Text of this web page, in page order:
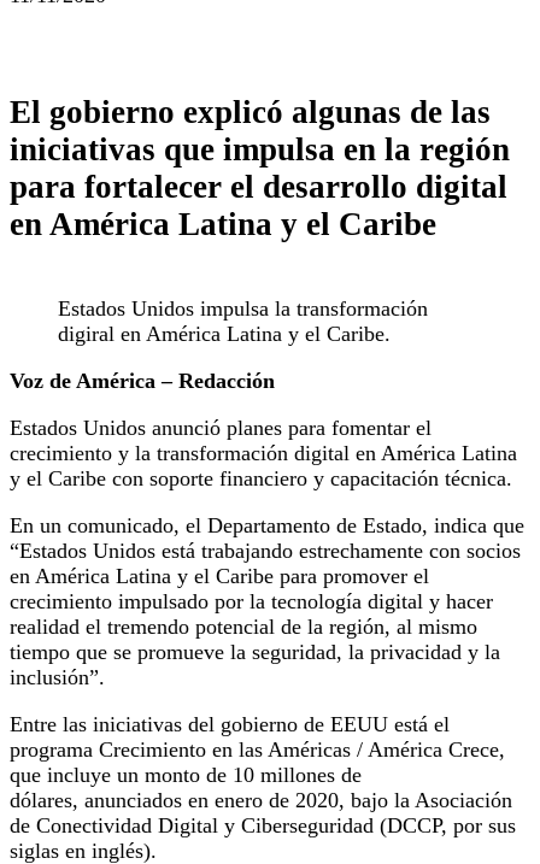
El gobierno explicó algunas de las
iniciativas que impulsa en la región
para fortalecer el desarrollo digital
en América Latina y el Caribe
Estados Unidos impulsa la transformación
digiral en América Latina y el Caribe.
Voz de América – Redacción
Estados Unidos anunció planes para fomentar el
crecimiento y la transformación digital en América Latina
y el Caribe con soporte financiero y capacitación técnica.
En un comunicado, el Departamento de Estado, indica que
“Estados Unidos está trabajando estrechamente con socios
en América Latina y el Caribe para promover el
crecimiento impulsado por la tecnología digital y hacer
realidad el tremendo potencial de la región, al mismo
tiempo que se promueve la seguridad, la privacidad y la
inclusión”.
Entre las iniciativas del gobierno de EEUU está el
programa Crecimiento en las Américas / América Crece,
que incluye un monto de 10 millones de
dólares, anunciados en enero de 2020, bajo la Asociación
de Conectividad Digital y Ciberseguridad (DCCP, por sus
siglas en inglés).